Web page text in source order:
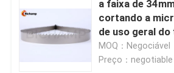
Lâminas verticais da serra de
a faixa de
cortando a
de uso geral
MOQ：Negociável
Preço：negotiable